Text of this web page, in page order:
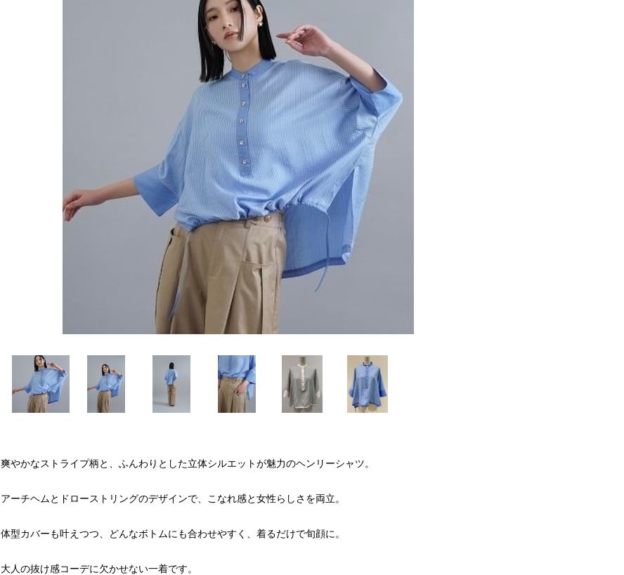
爽やかなストライプ柄と、ふんわりとした立体シルエットが魅力のヘンリーシャツ。
アーチヘムとドローストリングのデザインで、こなれ感と女性らしさを両立。
体型カバーも叶えつつ、どんなボトムにも合わせやすく、着るだけで旬顔に。
大人の抜け感コーデに欠かせない一着です。